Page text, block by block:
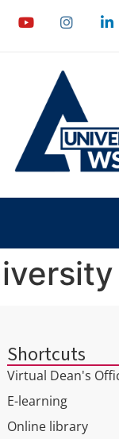
Shortcuts
Virtual Dean's
E-learning
Online library